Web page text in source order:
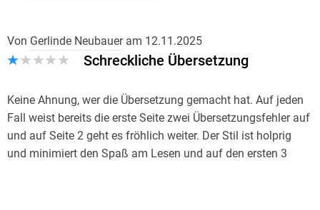
Von Gerlinde Neubauer am 12.11.2025
Schreckliche Übersetzung
Keine Ahnung, wer die Übersetzung gemacht hat. Auf jeden
Fall weist bereits die erste Seite zwei Übersetzungsfehler auf
und auf Seite 2 geht es fröhlich weiter. Der Stil ist holprig
und minimiert den Spaß am Lesen und auf den ersten 3